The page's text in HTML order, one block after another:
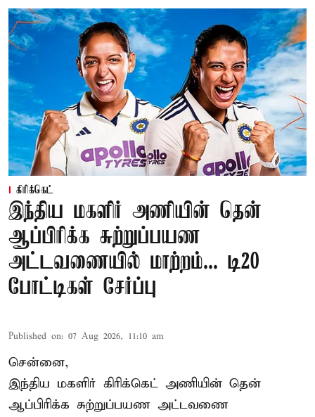
கிரிக்கெட்
இந்திய மகளிர் அணியின் தென்
ஆப்பிரிக்க சுற்றுப்பயண
அட்டவணையில் மாற்றம்... டி20
போட்டிகள் சேர்ப்பு
Published on: 07 Aug 2026, 11:10 am
சென்னை,
இந்திய மகளிர் கிரிக்கெட் அணியின் தென்
ஆப்பிரிக்க சுற்றுப்பயண அட்டவணை